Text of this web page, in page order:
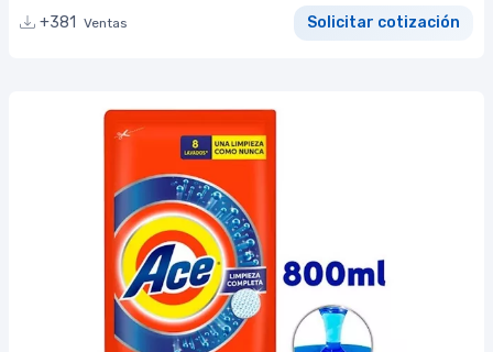
+381
Ventas Solicitar cotización